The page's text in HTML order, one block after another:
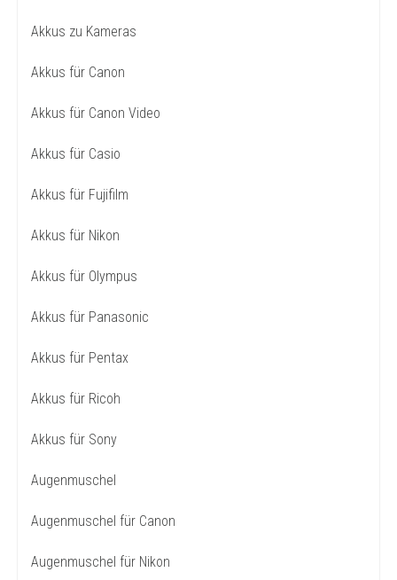
Akkus zu Kameras
Akkus für Canon
Akkus für Canon Video
Akkus für Casio
Akkus für Fujifilm
Akkus für Nikon
Akkus für Olympus
Akkus für Panasonic
Akkus für Pentax
Akkus für Ricoh
Akkus für Sony
Augenmuschel
Augenmuschel für Canon
Augenmuschel für Nikon